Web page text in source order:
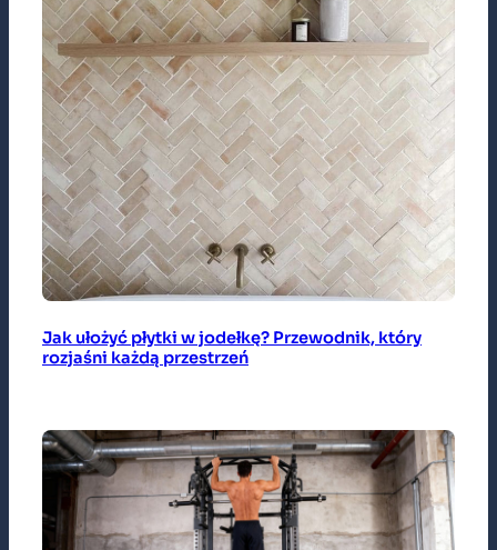
Jak ułożyć płytki w jodełkę? Przewodnik, który
rozjaśni każdą przestrzeń